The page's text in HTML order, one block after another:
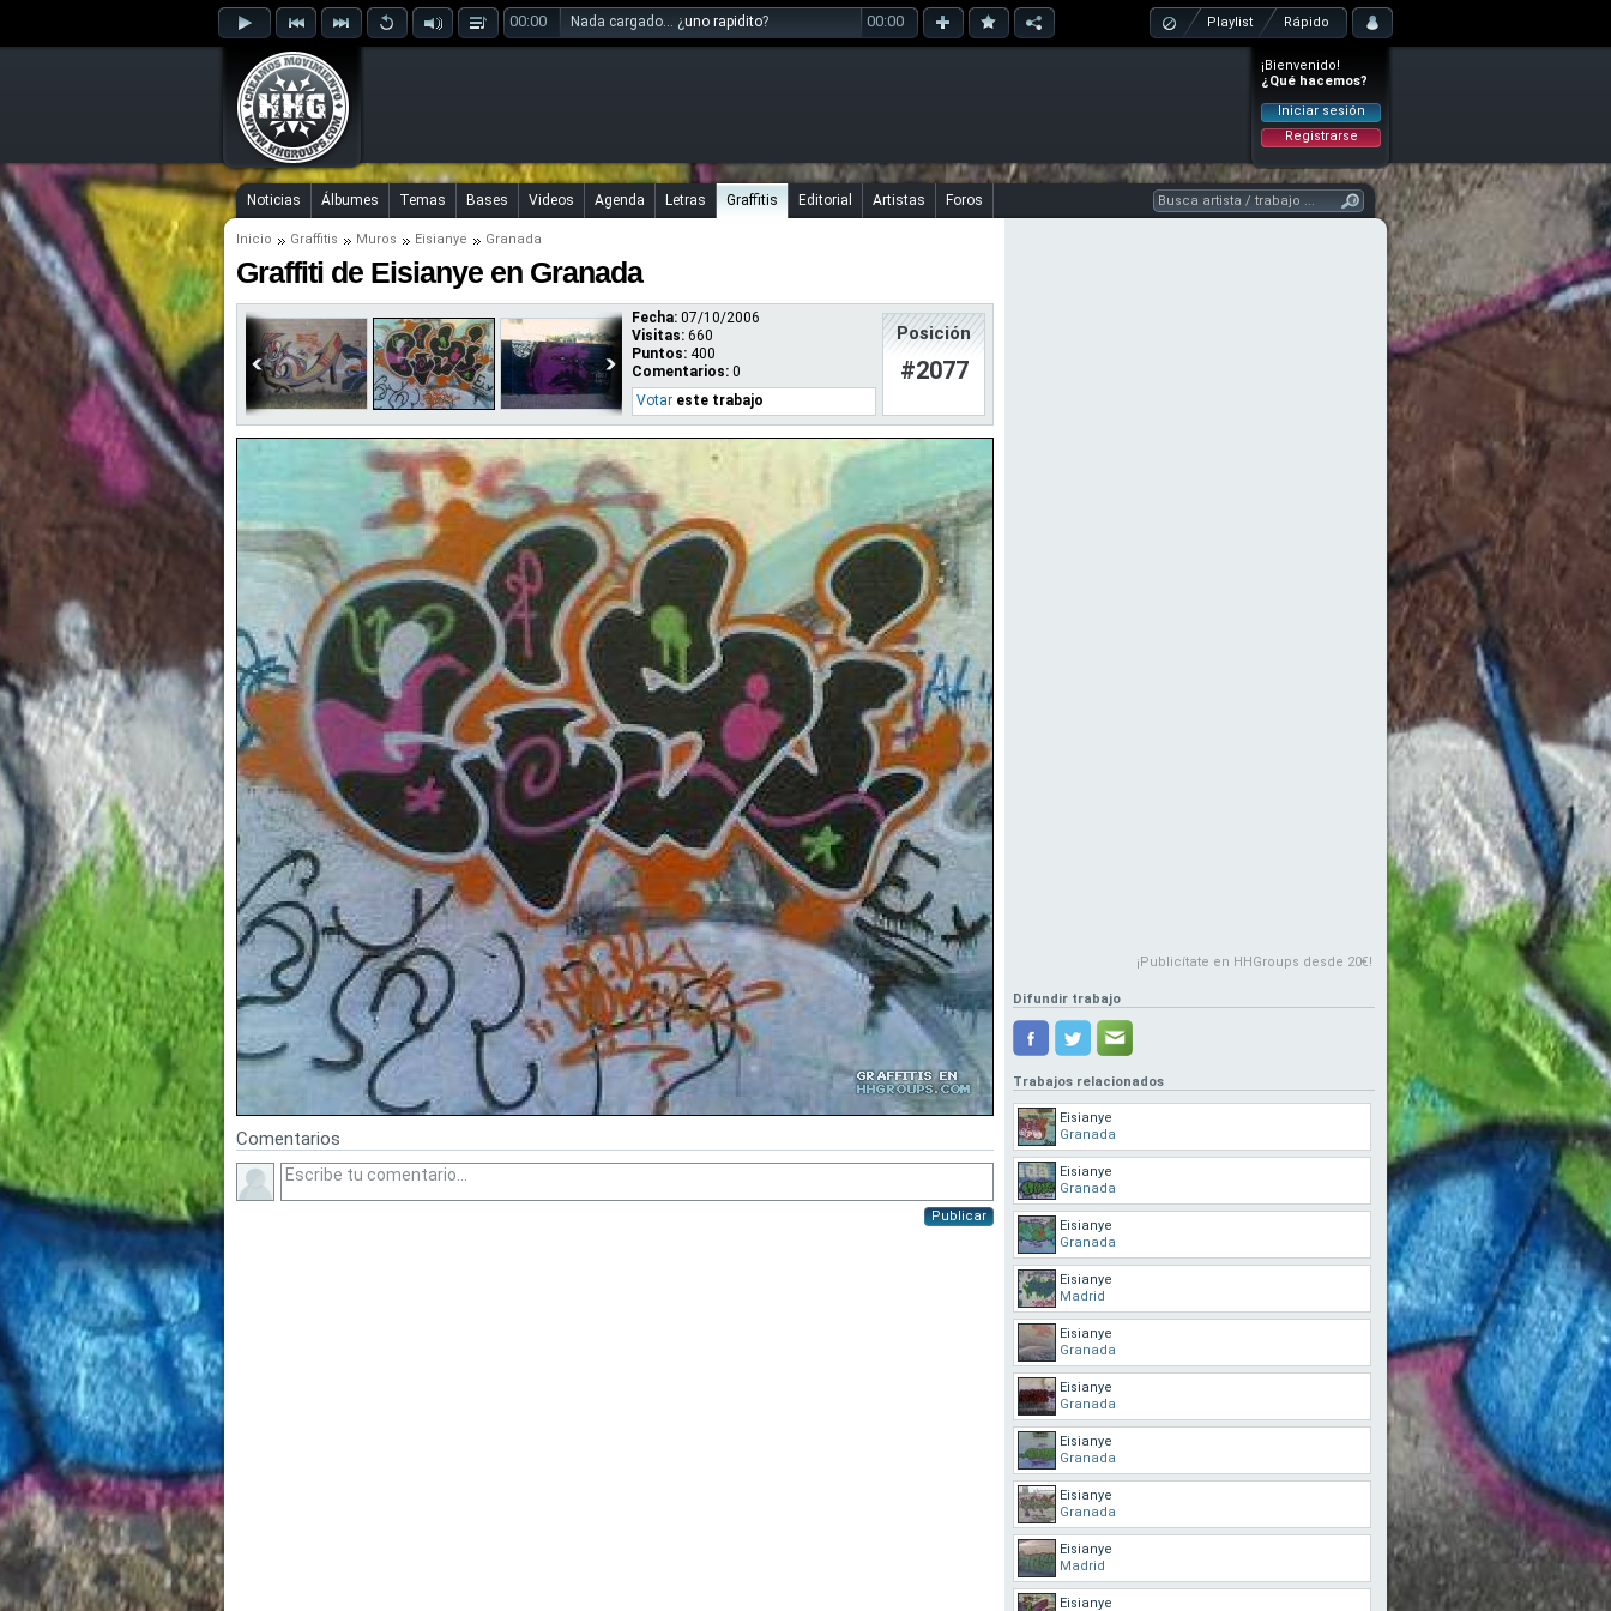
00:00 Nada cargado... ¿uno rapidito? 00:00 Playlist Rápido
¡Bienvenido!
¿Qué hacemos?
Iniciar sesión
Registrarse
Noticias Álbumes Temas Bases Videos Agenda Letras Graffitis Editorial Artistas Foros
Inicio Graffitis Muros Eisianye Granada
Graffiti de Eisianye en Granada
Fecha: 07/10/2006
Visitas: 660
Puntos: 400
Comentarios: 0
Votar este trabajo
Posición
#2077
Comentarios
Publicar
¡Publicítate en HHGroups desde 20€!
Difundir trabajo
Trabajos relacionados
Eisianye
Granada
Eisianye
Granada
Eisianye
Granada
Eisianye
Madrid
Eisianye
Granada
Eisianye
Granada
Eisianye
Granada
Eisianye
Granada
Eisianye
Madrid
Eisianye